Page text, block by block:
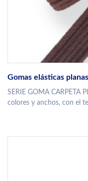
Gomas elásticas
SERIE GOMA CARPETA
colores y anchos, con el